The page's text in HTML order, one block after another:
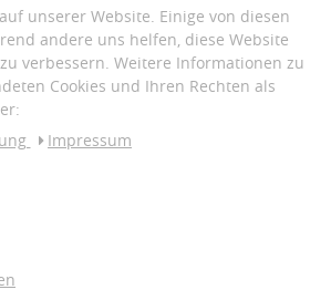
Käuferschutz
Datenschutz
mit SSL-Verschlüsselung
& VERSAND
unserer Website. Einige von diesen
andere uns helfen, diese Website
verbessern. Weitere Informationen zu
Cookies und Ihren Rechten als
Impressum